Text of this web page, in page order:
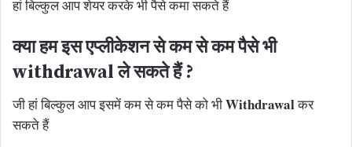
हां बिल्कुल आप शेयर करके भी पैसे कमा सकते हैं
क्या हम इस एप्लीकेशन से कम से कम पैसे भी
withdrawal ले सकते हैं ?
जी हां बिल्कुल आप इसमें कम से कम पैसे को भीWithdrawalकर
सकते हैं